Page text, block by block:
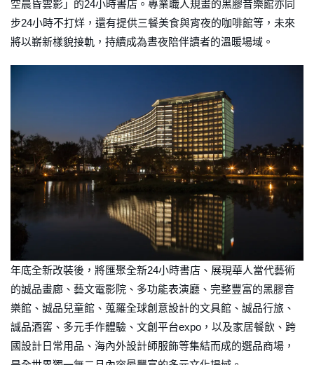
空晨昏雲影」的24小時書店。專業職人規畫的黑膠音樂館亦同
步24小時不打烊，還有提供三餐美食與宵夜的咖啡館等，未來
將以嶄新樣貌接軌，持續成為晝夜陪伴讀者的溫暖場域。
年底全新改裝後，將匯聚全新24小時書店、展現華人當代藝術
的誠品畫廊、藝文電影院、多功能表演廳、完整豐富的黑膠音
樂館、誠品兒童館、蒐羅全球創意設計的文具館、誠品行旅、
誠品酒窖、多元手作體驗、文創平台expo，以及家居餐飲、跨
國設計日常用品、海內外設計師服飾等集結而成的選品商場，